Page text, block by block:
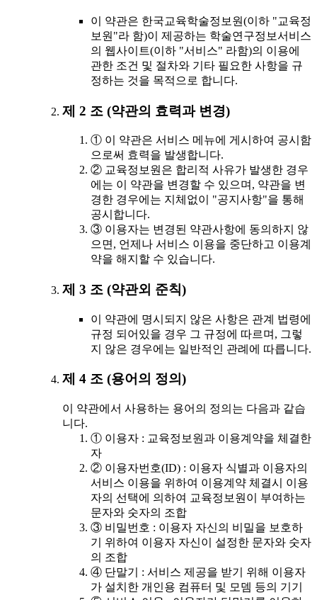
이 약관은 한국교육학술정보원(이하 "교육정
보원"라 함)이 제공하는 학술연구정보서비스
의 웹사이트(이하 "서비스" 라함)의 이용에
관한 조건 및 절차와 기타 필요한 사항을 규
정하는 것을 목적으로 합니다.
제 2 조 (약관의 효력과 변경)
① 이 약관은 서비스 메뉴에 게시하여 공시함
으로써 효력을 발생합니다.
② 교육정보원은 합리적 사유가 발생한 경우
에는 이 약관을 변경할 수 있으며, 약관을 변
경한 경우에는 지체없이 "공지사항"을 통해
공시합니다.
③ 이용자는 변경된 약관사항에 동의하지 않
으면, 언제나 서비스 이용을 중단하고 이용계
약을 해지할 수 있습니다.
제 3 조 (약관외 준칙)
이 약관에 명시되지 않은 사항은 관계 법령에
규정 되어있을 경우 그 규정에 따르며, 그렇
지 않은 경우에는 일반적인 관례에 따릅니다.
제 4 조 (용어의 정의)
이 약관에서 사용하는 용어의 정의는 다음과 같습
니다.
① 이용자 : 교육정보원과 이용계약을 체결한
자
② 이용자번호(ID) : 이용자 식별과 이용자의
서비스 이용을 위하여 이용계약 체결시 이용
자의 선택에 의하여 교육정보원이 부여하는
문자와 숫자의 조합
③ 비밀번호 : 이용자 자신의 비밀을 보호하
기 위하여 이용자 자신이 설정한 문자와 숫자
의 조합
④ 단말기 : 서비스 제공을 받기 위해 이용자
가 설치한 개인용 컴퓨터 및 모뎀 등의 기기